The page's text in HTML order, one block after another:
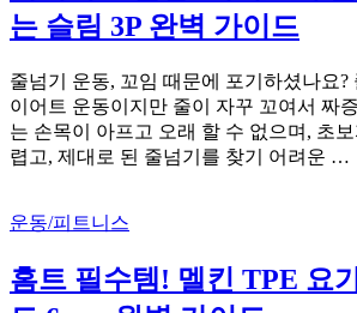
는 슬림 3P 완벽 가이드
줄넘기 운동, 꼬임 때문에 포기하셨나요?
이어트 운동이지만 줄이 자꾸 꼬여서 짜
는 손목이 아프고 오래 할 수 없으며, 초
렵고, 제대로 된 줄넘기를 찾기 어려운 …
운동/피트니스
홈트 필수템! 멜킨 TPE 요